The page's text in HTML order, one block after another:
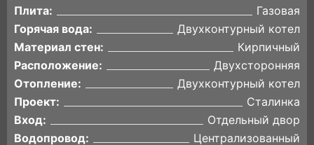
Плита:
Газовая
Горячая вода:
Двухконтурный котел
Материал стен:
Кирпичный
Расположение:
Двухсторонняя
Отопление:
Двухконтурный котел
Проект:
Сталинка
Вход:
Отдельный двор
Водопровод:
Централизованный